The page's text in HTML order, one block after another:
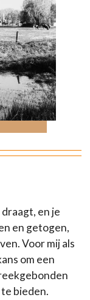
en je
en getogen,
Voor mij als
om een
bieden.